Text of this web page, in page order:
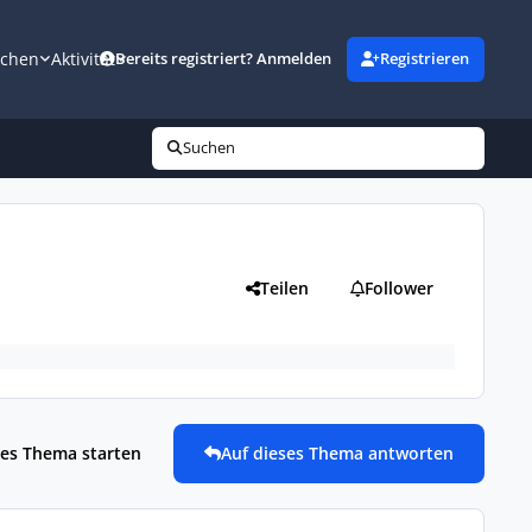
AktivitätBereits registriert? Anmelden Registrieren
Suchen
Teilen Follower
Thema starten Auf dieses Thema antworten